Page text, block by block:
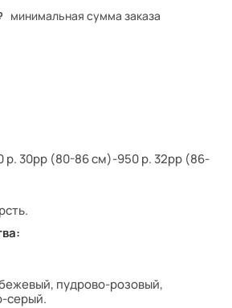
минимальная сумма заказа
р. 30рр (80-86 см)-950 р. 32рр (86-
пудрово-розовый,
серый.